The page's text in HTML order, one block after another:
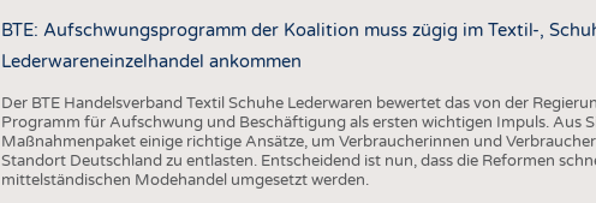
BTE: Aufschwungsprogramm der Koalition muss zügig im Textil-,
Lederwareneinzelhandel ankommen
Der BTE Handelsverband Textil Schuhe Lederwaren bewertet das von der
Programm für Aufschwung und Beschäftigung als ersten wichtigen Impuls. Aus
Maßnahmenpaket einige richtige Ansätze, um Verbraucherinnen und
Standort Deutschland zu entlasten. Entscheidend ist nun, dass die Reformen
mittelständischen Modehandel umgesetzt werden.